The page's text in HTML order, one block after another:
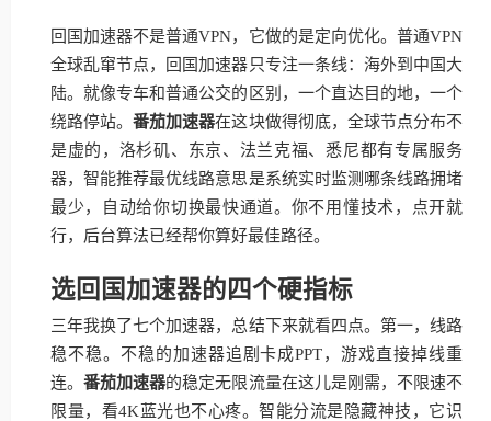
回国加速器不是普通VPN，它做的是定向优化。普通VPN
全球乱窜节点，回国加速器只专注一条线：海外到中国大
陆。就像专车和普通公交的区别，一个直达目的地，一个
绕路停站。番茄加速器在这块做得彻底，全球节点分布不
是虚的，洛杉矶、东京、法兰克福、悉尼都有专属服务
器，智能推荐最优线路意思是系统实时监测哪条线路拥堵
最少，自动给你切换最快通道。你不用懂技术，点开就
行，后台算法已经帮你算好最佳路径。
选回国加速器的四个硬指标
三年我换了七个加速器，总结下来就看四点。第一，线路
稳不稳。不稳的加速器追剧卡成PPT，游戏直接掉线重
连。番茄加速器的稳定无限流量在这儿是刚需，不限速不
限量，看4K蓝光也不心疼。智能分流是隐藏神技，它识